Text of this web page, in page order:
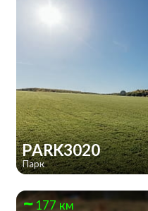
PARK3020
Парк
177 км